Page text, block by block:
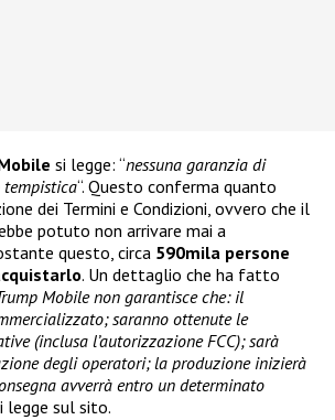
si legge: “nessuna garanzia di
tempistica“. Questo conferma quanto
dei Termini e Condizioni, ovvero che il
potuto non arrivare mai a
questo, circa 590mila persone
. Un dettaglio che ha fatto
Mobile non garantisce che: il
saranno ottenute le
(inclusa l’autorizzazione FCC); sarà
degli operatori; la produzione inizierà
avverrà entro un determinato
legge sul sito.